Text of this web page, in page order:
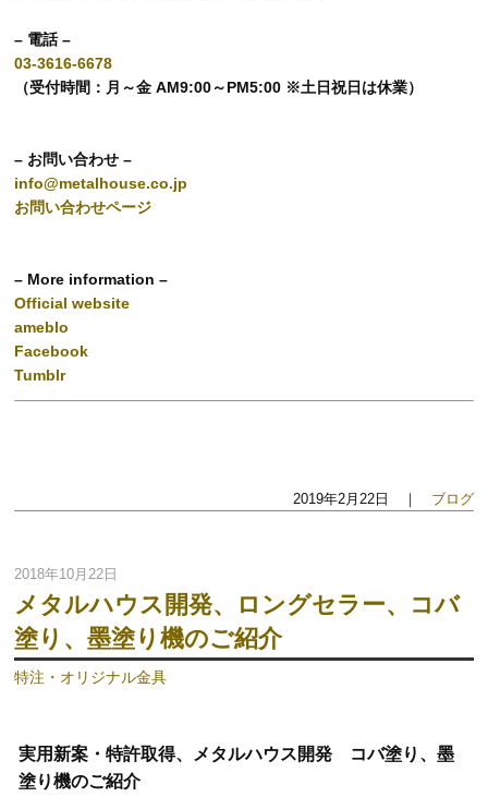
– 電話 –
03-3616-6678
（受付時間：月～金 AM9:00～PM5:00 ※土日祝日は休業）
– お問い合わせ –
info@metalhouse.co.jp
お問い合わせページ
– More information –
Official website
ameblo
Facebook
Tumblr
2019年2月22日 ｜ ブログ
2018年10月22日
メタルハウス開発、ロングセラー、コバ
塗り、墨塗り機のご紹介
特注・オリジナル金具
実用新案・特許取得、メタルハウス開発 コバ塗り、墨
塗り機のご紹介